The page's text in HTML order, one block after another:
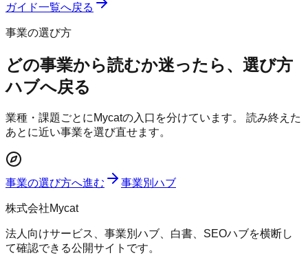
ガイド一覧へ戻る
事業の選び方
どの事業から読むか迷ったら、選び方
ハブへ戻る
業種・課題ごとにMycatの入口を分けています。 読み終えた
あとに近い事業を選び直せます。
事業の選び方へ進む 事業別ハブ
株式会社Mycat
法人向けサービス、事業別ハブ、白書、SEOハブを横断し
て確認できる公開サイトです。